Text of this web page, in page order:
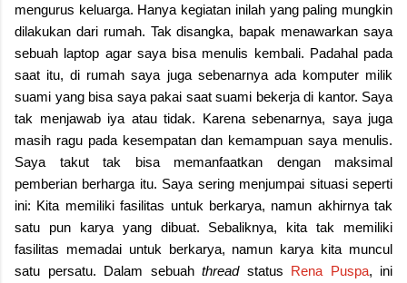
mengurus keluarga. Hanya kegiatan inilah yang paling mungkin
dilakukan dari rumah. Tak disangka, bapak menawarkan saya
sebuah laptop agar saya bisa menulis kembali. Padahal pada
saat itu, di rumah saya juga sebenarnya ada komputer milik
suami yang bisa saya pakai saat suami bekerja di kantor. Saya
tak menjawab iya atau tidak. Karena sebenarnya, saya juga
masih ragu pada kesempatan dan kemampuan saya menulis.
Saya takut tak bisa memanfaatkan dengan maksimal
pemberian berharga itu. Saya sering menjumpai situasi seperti
ini: Kita memiliki fasilitas untuk berkarya, namun akhirnya tak
satu pun karya yang dibuat. Sebaliknya, kita tak memiliki
fasilitas memadai untuk berkarya, namun karya kita muncul
satu persatu. Dalam sebuah thread status Rena Puspa, ini